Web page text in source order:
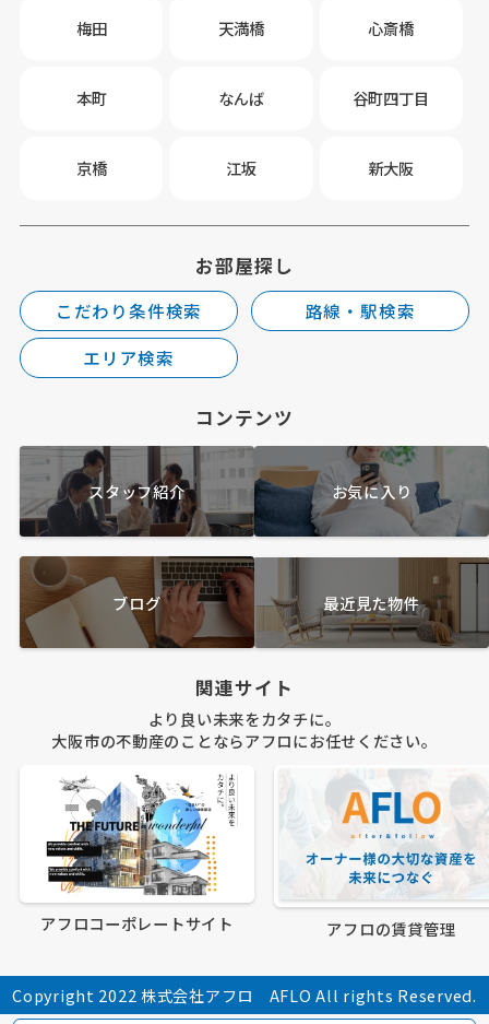
梅田 天満橋 心斎橋
本町 なんば 谷町四丁目
京橋 江坂 新大阪
お部屋探し
こだわり条件検索
路線・駅検索
エリア検索
コンテンツ
スタッフ紹介 お気に入り
ブログ 最近見た物件
関連サイト
より良い未来をカタチに。
大阪市の不動産のことならアフロにお任せください。
アフロコーポレートサイト アフロの賃貸管理
Copyright 2022 株式会社アフロ AFLO All rights Reserved.